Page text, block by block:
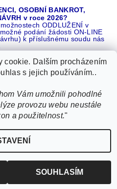
OSOBNÍ BANKROT,
v roce 2026?
ODDLUŽENÍ v
podání žádosti ON-LINE
k příslušnému soudu nás
| 16 let REFERENCÍ v celé ČR |
na SEZNAMU |
nebo EXEKUCÍ ZDE
bankrot ZDARMA od EURA
nastavení cookies
cookie. Dalším procházením
s jejich používáním..
Vám umožnili pohodlné
provozu webu neustále
a použitelnost."
SOUHLASÍM